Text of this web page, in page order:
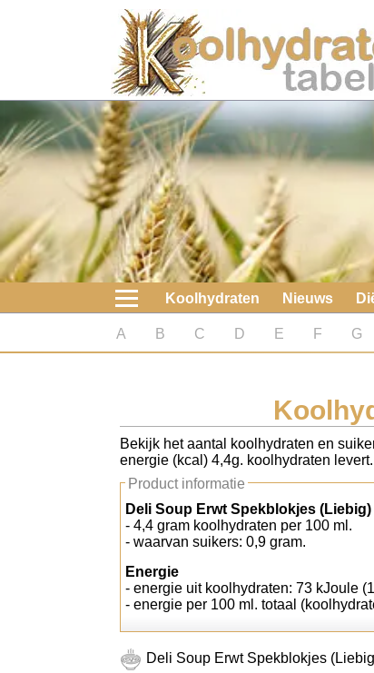
Koolhydraten
Nieuws
Koolhydraatarme diëten
Boeken
koolhydraatarme diëten
Diabetes test
Koolhydraten tellen
Koolhydraten Nieuws
A B C D E F G
Bekijk het aantal koolhydraten en
energie (kcal) 4,4g. koolhydraten levert.
Product informatie
Deli Soup Erwt Spekblokjes
- 4,4 gram koolhydraten per 100 ml.
- waarvan suikers: 0,9 gram.
Energie
- energie uit koolhydraten: 73 kJoule
- energie per 100 ml. totaal
Deli Soup Erwt Spekblokjes